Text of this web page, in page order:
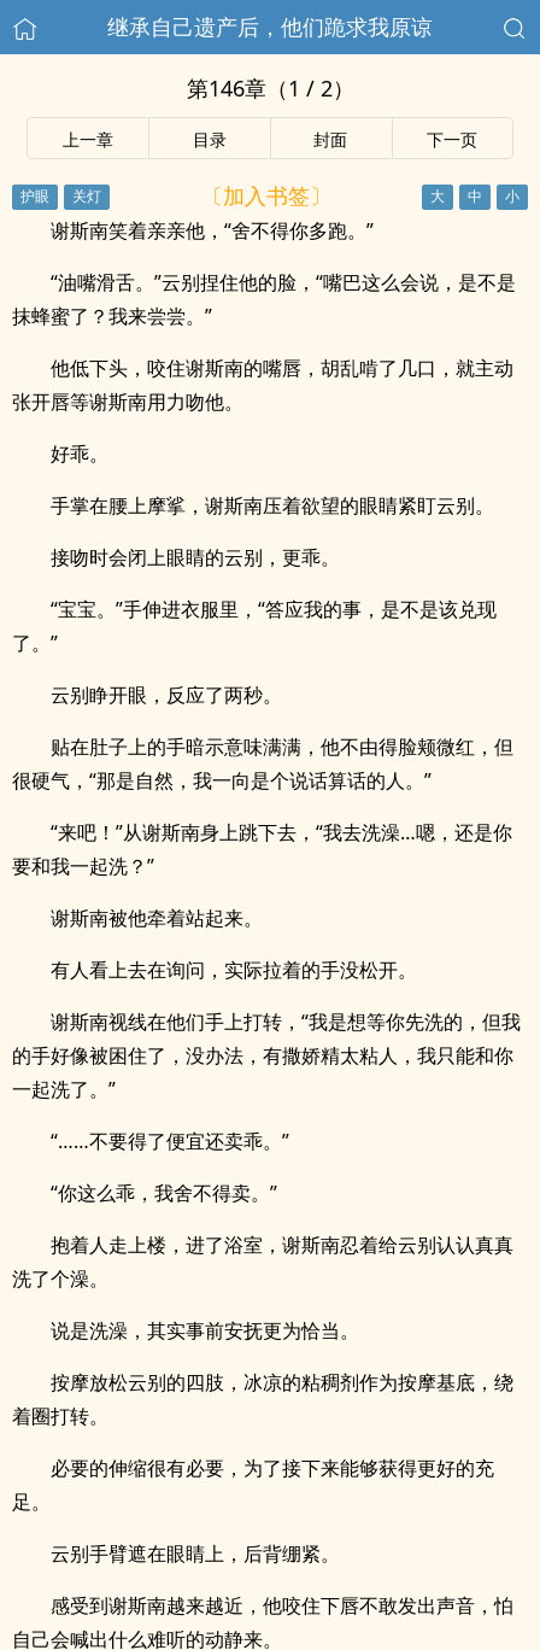
继承自己遗产后，他们跪求我原谅
第146章（1 / 2）
上一章 目录 封面 下一页
〔加入书签〕
谢斯南笑着亲亲他，“舍不得你多跑。”
“油嘴滑舌。”云别捏住他的脸，“嘴巴这么会说，是不是
抹蜂蜜了？我来尝尝。”
他低下头，咬住谢斯南的嘴唇，胡乱啃了几口，就主动
张开唇等谢斯南用力吻他。
好乖。
手掌在腰上摩挲，谢斯南压着欲望的眼睛紧盯云别。
接吻时会闭上眼睛的云别，更乖。
“宝宝。”手伸进衣服里，“答应我的事，是不是该兑现
了。”
云别睁开眼，反应了两秒。
贴在肚子上的手暗示意味满满，他不由得脸颊微红，但
很硬气，“那是自然，我一向是个说话算话的人。”
“来吧！”从谢斯南身上跳下去，“我去洗澡…嗯，还是你
要和我一起洗？”
谢斯南被他牵着站起来。
有人看上去在询问，实际拉着的手没松开。
谢斯南视线在他们手上打转，“我是想等你先洗的，但我
的手好像被困住了，没办法，有撒娇精太粘人，我只能和你
一起洗了。”
“……不要得了便宜还卖乖。”
“你这么乖，我舍不得卖。”
抱着人走上楼，进了浴室，谢斯南忍着给云别认认真真
洗了个澡。
说是洗澡，其实事前安抚更为恰当。
按摩放松云别的四肢，冰凉的粘稠剂作为按摩基底，绕
着圈打转。
必要的伸缩很有必要，为了接下来能够获得更好的充
足。
云别手臂遮在眼睛上，后背绷紧。
感受到谢斯南越来越近，他咬住下唇不敢发出声音，怕
自己会喊出什么难听的动静来。